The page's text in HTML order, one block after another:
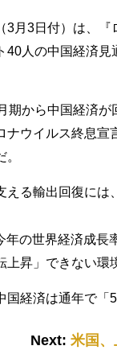
3月3日付）は、
40人の中国経済
期から中国経済
ナウイルス終息宣
える輸出回復には
年の世界経済成長
上昇」できない環
国経済は通年で「
Next: 米国